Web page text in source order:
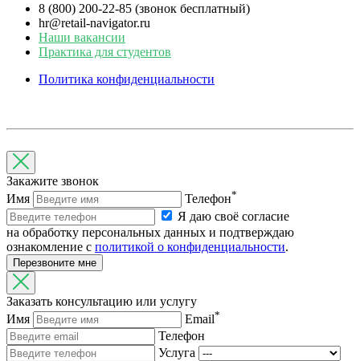
8 (800) 200-22-85 (звонок бесплатный)
hr@retail-navigator.ru
Наши вакансии
Практика для студентов
Политика конфиденциальности
Закажите звонок
Имя
Телефон*
Я даю своё согласие
на обработку персональных данных и подтверждаю
ознакомление с политикой о конфиденциальности.
Перезвоните мне
Заказать консультацию или услугу
Имя
Email*
Телефон
Услуга